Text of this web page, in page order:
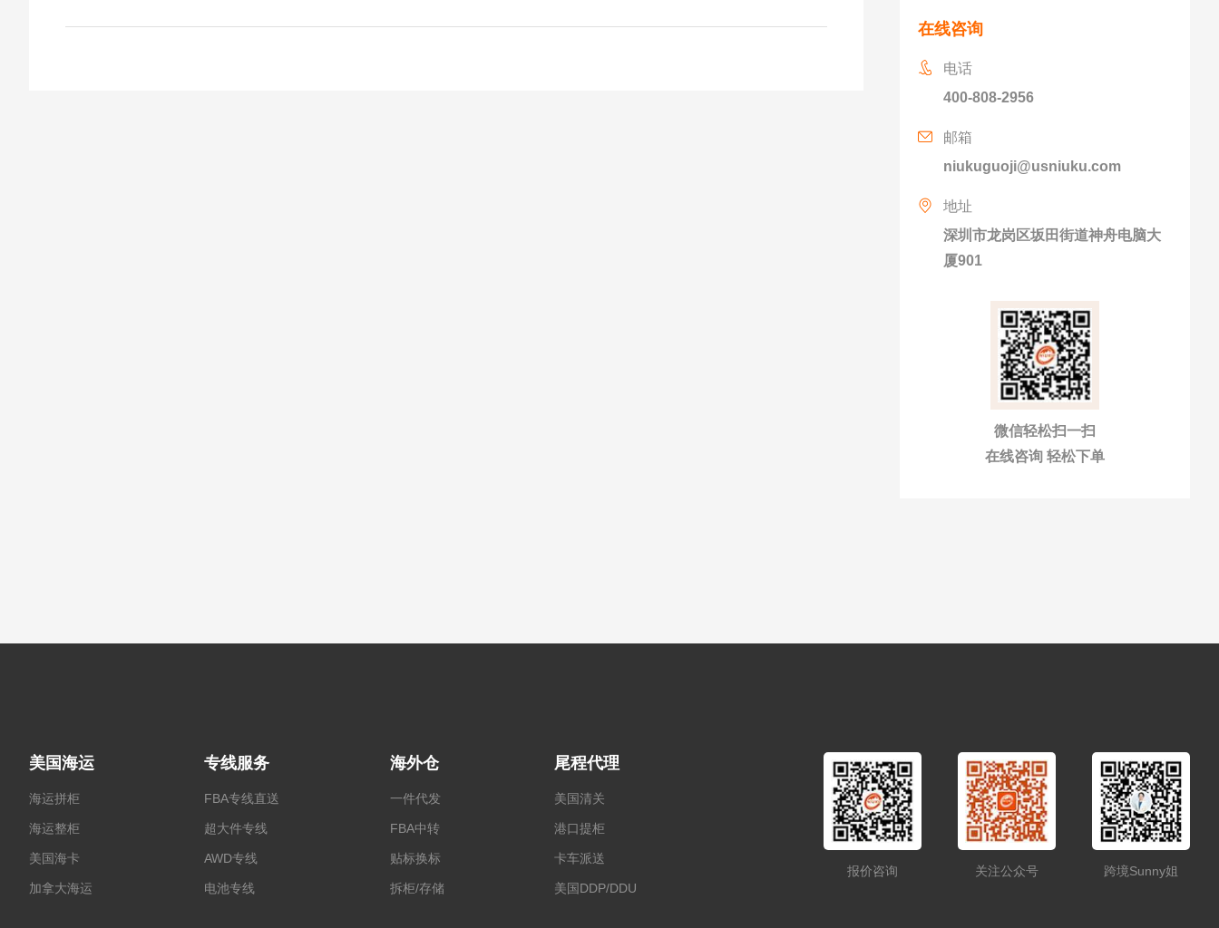
在线咨询
电话
400-808-2956
邮箱
niukuguoji@usniuku.com
地址
深圳市龙岗区坂田街道神舟电脑大
厦901
微信轻松扫一扫
在线咨询 轻松下单
美国海运
海运拼柜
海运整柜
美国海卡
加拿大海运
专线服务
FBA专线直送
超大件专线
AWD专线
电池专线
海外仓
一件代发
FBA中转
贴标换标
拆柜/存储
尾程代理
美国清关
港口提柜
卡车派送
美国DDP/DDU
报价咨询 关注公众号 跨境Sunny姐